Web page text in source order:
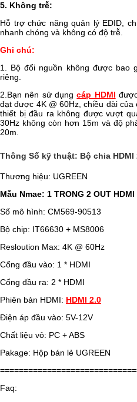
5. Không trễ:
Hỗ trợ chức năng quản lý EDID,
nhanh chóng và không có độ trễ.
Ghi chú:
1. Bộ đổi nguồn không được bao
riêng.
2.Bạn nên sử dụngcáp HDMI
đạt được 4K @ 60Hz, chiều dài
thiết bị đầu ra không được vượt
30Hz không còn hơn 15m và độ
20m.
Thông Số kỹ thuật: Bộ chia HDMI
Thương hiệu: UGREEN
Mẫu Nmae: 1 TRONG 2 OUT
Số mô hình: CM569-90513
Bộ chip: IT66630 + MS8006
Resloution Max: 4K @ 60Hz
Cổng đầu vào: 1 * HDMI
Cổng đầu ra: 2 * HDMI
Phiên bản HDMI: HDMI 2.0
Điện áp đầu vào: 5V-12V
Chất liệu vỏ: PC + ABS
Pakage: Hộp bán lẻ UGREEN
Faq: